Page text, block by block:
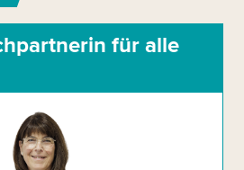
für alle